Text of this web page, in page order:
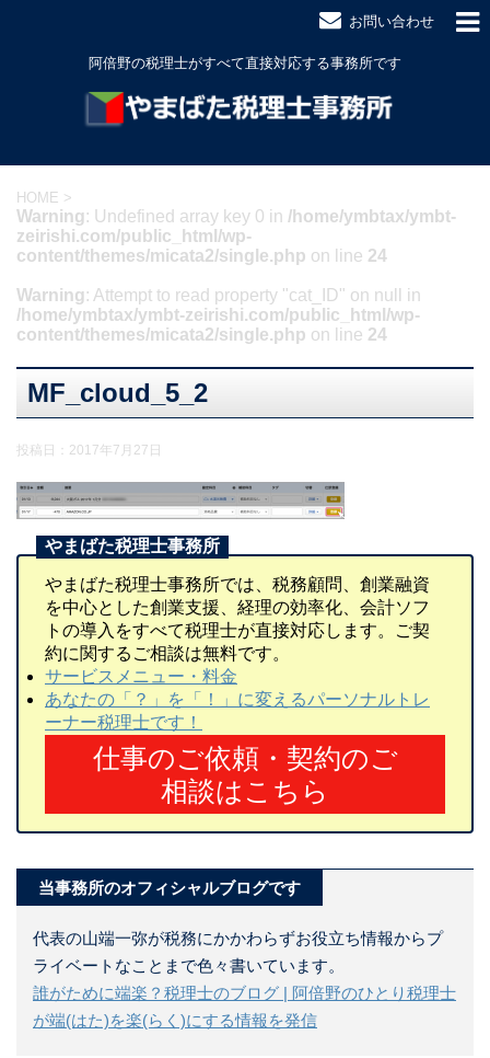
お問い合わせ
阿倍野の税理士がすべて直接対応する事務所です
HOME >
Warning: Undefined array key 0 in /home/ymbtax/ymbt-
zeirishi.com/public_html/wp-
content/themes/micata2/single.php on line 24
Warning: Attempt to read property "cat_ID" on null in
/home/ymbtax/ymbt-zeirishi.com/public_html/wp-
content/themes/micata2/single.php on line 24
MF_cloud_5_2
投稿日： 2017年7月27日
やまばた税理士事務所では、税務顧問、創業融資
を中心とした創業支援、経理の効率化、会計ソフ
トの導入をすべて税理士が直接対応します。ご契
約に関するご相談は無料です。
サービスメニュー・料金
あなたの「？」を「！」に変えるパーソナルトレ
ーナー税理士です！
仕事のご依頼・契約のご
相談はこちら
当事務所のオフィシャルブログです
代表の山端一弥が税務にかかわらずお役立ち情報からプ
ライベートなことまで色々書いています。
誰がために端楽？税理士のブログ | 阿倍野のひとり税理士
が端(はた)を楽(らく)にする情報を発信